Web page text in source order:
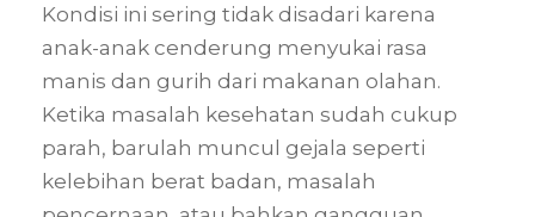
Kondisi ini sering tidak disadari karena
anak-anak cenderung menyukai rasa
manis dan gurih dari makanan olahan.
Ketika masalah kesehatan sudah cukup
parah, barulah muncul gejala seperti
kelebihan berat badan, masalah